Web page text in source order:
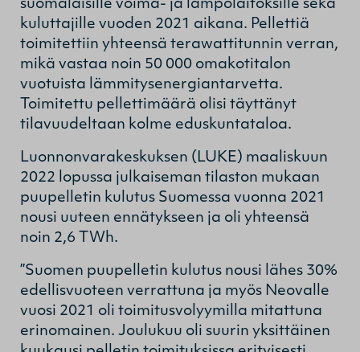
suomalaisille voima- ja lämpölaitoksille sekä
kuluttajille vuoden 2021 aikana. Pellettiä
toimitettiin yhteensä terawattitunnin verran,
mikä vastaa noin 50 000 omakotitalon
vuotuista lämmitysenergiantarvetta.
Toimitettu pellettimäärä olisi täyttänyt
tilavuudeltaan kolme eduskuntataloa.
Luonnonvarakeskuksen (LUKE) maaliskuun
2022 lopussa julkaiseman tilaston mukaan
puupelletin kulutus Suomessa vuonna 2021
nousi uuteen ennätykseen ja oli yhteensä
noin 2,6 TWh.
”Suomen puupelletin kulutus nousi lähes 30%
edellisvuoteen verrattuna ja myös Neovalle
vuosi 2021 oli toimitusvolyymilla mitattuna
erinomainen. Joulukuu oli suurin yksittäinen